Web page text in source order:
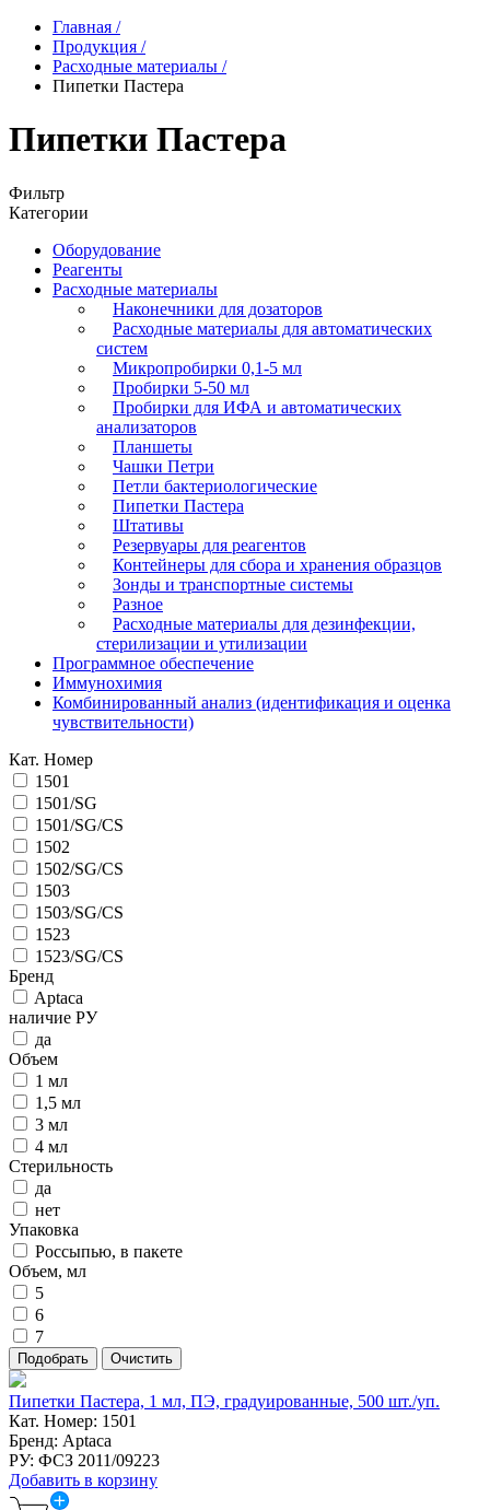
Главная /
Продукция /
Расходные материалы /
Пипетки Пастера
Пипетки Пастера
Фильтр
Категории
Оборудование
Реагенты
Расходные материалы
Наконечники для дозаторов
Расходные материалы для автоматических
систем
Микропробирки 0,1-5 мл
Пробирки 5-50 мл
Пробирки для ИФА и автоматических
анализаторов
Планшеты
Чашки Петри
Петли бактериологические
Пипетки Пастера
Штативы
Резервуары для реагентов
Контейнеры для сбора и хранения образцов
Зонды и транспортные системы
Разное
Расходные материалы для дезинфекции,
стерилизации и утилизации
Программное обеспечение
Иммунохимия
Комбинированный анализ (идентификация и оценка
чувствительности)
Кат. Номер
1501
1501/SG
1501/SG/CS
1502
1502/SG/CS
1503
1503/SG/CS
1523
1523/SG/CS
Бренд
Aptaca
наличие РУ
да
Объем
1 мл
1,5 мл
3 мл
4 мл
Стерильность
да
нет
Упаковка
Россыпью, в пакете
Объем, мл
5
6
7
Пипетки Пастера, 1 мл, ПЭ, градуированные, 500 шт./уп.
Кат. Номер: 1501
Бренд: Aptaca
РУ: ФСЗ 2011/09223
Добавить в корзину